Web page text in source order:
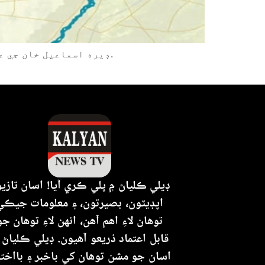
ڊيره اسماعيل خان جي علائقي گرگري دامي بانڊه ۾ دهشتگردن پوليس موبائل تي حملو ڪيو، جنهن نتيجي ۾ 4 اهلڪار شهيد ٿي ويا.
ڊيلي ڪلياڻ ۾ ڀلي ڪري آيا! اسان
اپڊيٽون، بصيرتون، ۽ معلومات
توهان لاءِ اهم آهن، انهن لاءِ توهان
قابل اعتماد ذريعو آهيون. ڊيلي
اسان جو مشن توهان کي باخبر ۽